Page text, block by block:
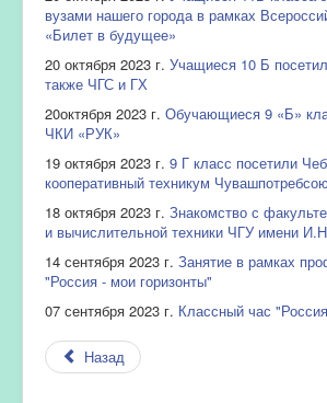
вузами нашего города в рамках
«Билет в будущее»
20 октября 2023 г. Учащиеся 10 Б
также ЧГС и ГХ
20октября 2023 г. Обучающиеся 9 «Б»
ЧКИ «РУК»
19 октября 2023 г. 9 Г класс посетили
кооперативный техникум
18 октября 2023 г. Знакомство с
и вычислительной техники ЧГУ имени
14 сентября 2023 г. Занятие в рамках
"Россия - мои горизонты"
07 сентября 2023 г. Классный час
Назад